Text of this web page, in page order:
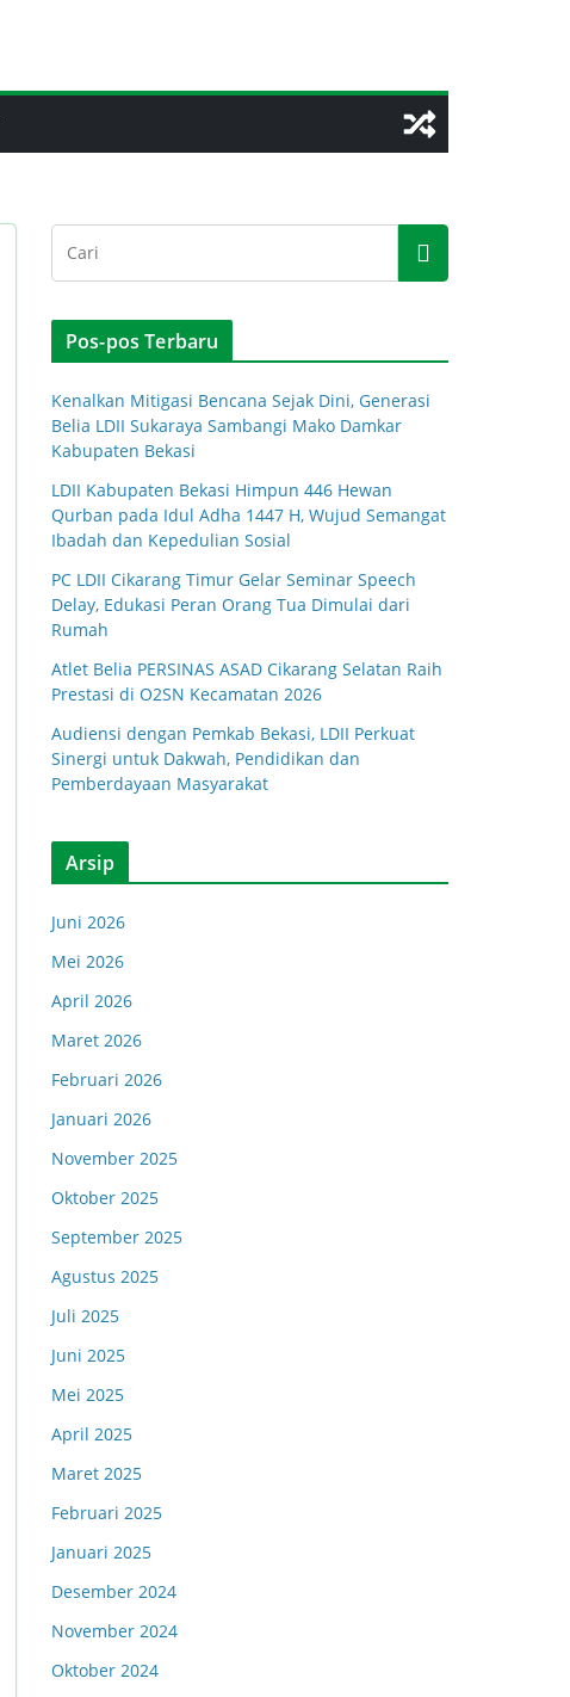
Pos-pos Terbaru
Kenalkan Mitigasi Bencana Sejak Dini, Generasi
Belia LDII Sukaraya Sambangi Mako Damkar
Kabupaten Bekasi
LDII Kabupaten Bekasi Himpun 446 Hewan
Qurban pada Idul Adha 1447 H, Wujud Semangat
Ibadah dan Kepedulian Sosial
PC LDII Cikarang Timur Gelar Seminar Speech
Delay, Edukasi Peran Orang Tua Dimulai dari
Rumah
Atlet Belia PERSINAS ASAD Cikarang Selatan Raih
Prestasi di O2SN Kecamatan 2026
Audiensi dengan Pemkab Bekasi, LDII Perkuat
Sinergi untuk Dakwah, Pendidikan dan
Pemberdayaan Masyarakat
Arsip
Juni 2026
Mei 2026
April 2026
Maret 2026
Februari 2026
Januari 2026
November 2025
Oktober 2025
September 2025
Agustus 2025
Juli 2025
Juni 2025
Mei 2025
April 2025
Maret 2025
Februari 2025
Januari 2025
Desember 2024
November 2024
Oktober 2024